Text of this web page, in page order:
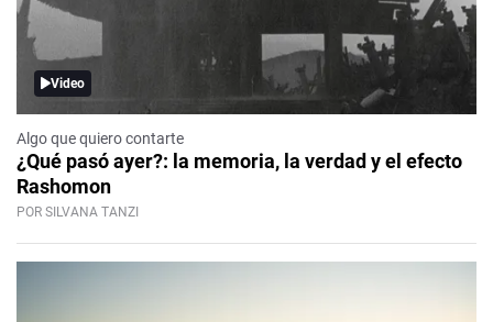
Video
Algo que quiero contarte
¿Qué pasó ayer?: la memoria, la verdad y el efecto
Rashomon
POR SILVANA TANZI